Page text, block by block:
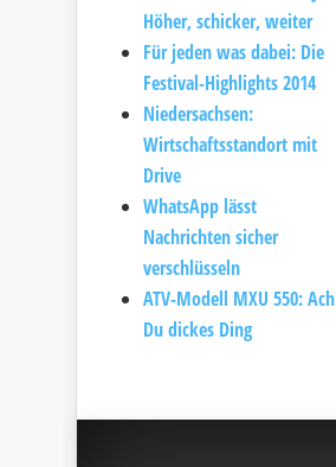
Höher, schicker, weiter
Für jeden was dabei: Die
Festival-Highlights 2014
Niedersachsen:
Wirtschaftsstandort mit
Drive
WhatsApp lässt
Nachrichten sicher
verschlüsseln
ATV-Modell MXU 550: Ach
Du dickes Ding